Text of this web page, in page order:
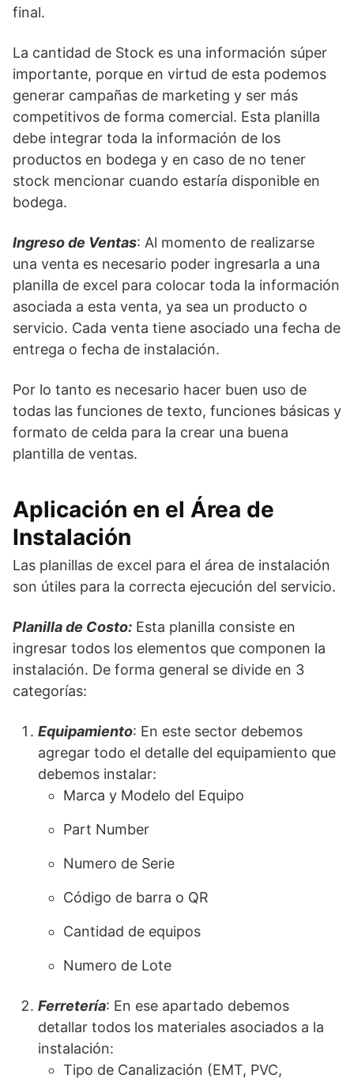
final.
La cantidad de Stock es una información súper
importante, porque en virtud de esta podemos
generar campañas de marketing y ser más
competitivos de forma comercial. Esta planilla
debe integrar toda la información de los
productos en bodega y en caso de no tener
stock mencionar cuando estaría disponible en
bodega.
Ingreso de Ventas: Al momento de realizarse
una venta es necesario poder ingresarla a una
planilla de excel para colocar toda la información
asociada a esta venta, ya sea un producto o
servicio. Cada venta tiene asociado una fecha de
entrega o fecha de instalación.
Por lo tanto es necesario hacer buen uso de
todas las funciones de texto, funciones básicas y
formato de celda para la crear una buena
plantilla de ventas.
Aplicación en el Área de
Instalación
Las planillas de excel para el área de instalación
son útiles para la correcta ejecución del servicio.
Planilla de Costo: Esta planilla consiste en
ingresar todos los elementos que componen la
instalación. De forma general se divide en 3
categorías:
Equipamiento: En este sector debemos
agregar todo el detalle del equipamiento que
debemos instalar:
Marca y Modelo del Equipo
Part Number
Numero de Serie
Código de barra o QR
Cantidad de equipos
Numero de Lote
Ferretería: En ese apartado debemos
detallar todos los materiales asociados a la
instalación:
Tipo de Canalización (EMT, PVC,